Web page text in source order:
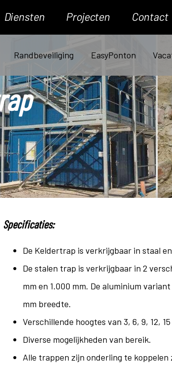
Diensten Projecten Contact
Randbeveiliging EasyPonton
Specificaties:
De Keldertrap is verkrijgbaar in staal
De stalen trap is verkrijgbaar in 2
mm en 1.000 mm. De aluminium
mm breedte.
Verschillende hoogtes van 3, 6, 9, 12,
Diverse mogelijkheden van bereik.
Alle trappen zijn onderling te koppelen